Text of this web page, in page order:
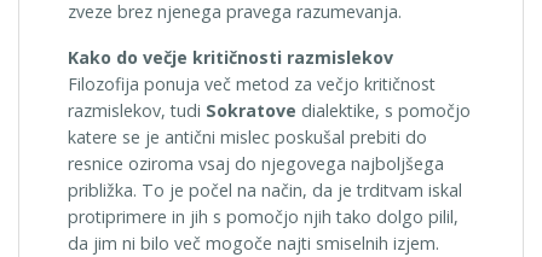
zveze brez njenega pravega razumevanja.
Kako do večje kritičnosti razmislekov
Filozofija ponuja več metod za večjo kritičnost
razmislekov, tudi Sokratove dialektike, s pomočjo
katere se je antični mislec poskušal prebiti do
resnice oziroma vsaj do njegovega najboljšega
približka. To je počel na način, da je trditvam iskal
protiprimere in jih s pomočjo njih tako dolgo pilil,
da jim ni bilo več mogoče najti smiselnih izjem.